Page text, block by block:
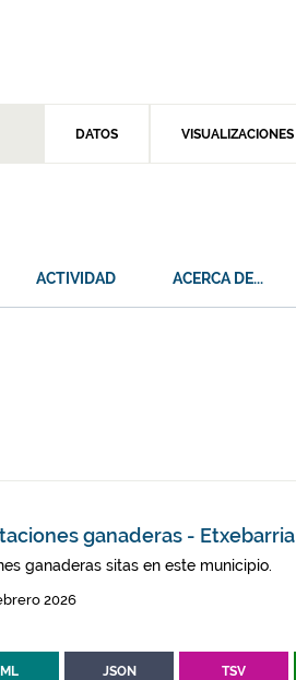
DATOS VISUALIZACIONES
ACTIVIDAD ACERCA DE...
ganaderas - Etxebarria
ganaderas sitas en este municipio.
2026
JSON TSV